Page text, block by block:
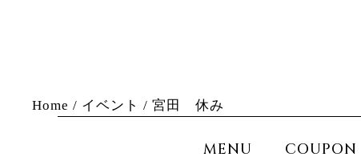
Home / イベント / 宮田 休み
MENU COUPON